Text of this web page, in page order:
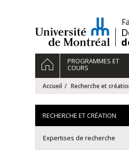
/
Navigation
principale
ACCUEILPROGRAMMES ET
COURS
Accueil Recherche et
RECHERCHE ET CRÉATION
Expertises de recherche